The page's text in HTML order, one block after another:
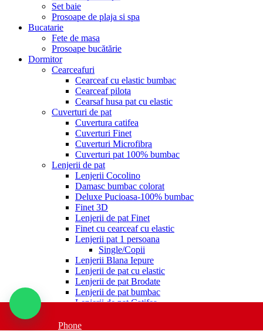
Set baie
Prosoape de plaja si spa
Bucatarie
Fete de masa
Prosoape bucătărie
Dormitor
Cearceafuri
Cearceaf cu elastic bumbac
Cearceaf pilota
Cearsaf husa pat cu elastic
Cuverturi de pat
Cuvertura catifea
Cuverturi Finet
Cuverturi Microfibra
Cuverturi pat 100% bumbac
Lenjerii de pat
Lenjerii Cocolino
Damasc bumbac colorat
Deluxe Pucioasa-100% bumbac
Finet 3D
Lenjerii de pat Finet
Finet cu cearceaf cu elastic
Lenjerii pat 1 persoana
Single/Copii
Lenjerii Blana Iepure
Lenjerii de pat cu elastic
Lenjerii de pat Brodate
Lenjerii de pat bumbac
Lenjerii de pat Catifea
Lenjerii de pat Satinate si Dublusatinate
Phone